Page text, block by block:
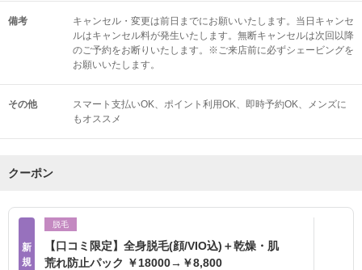
備考
キャンセル・変更は前日までにお願いいたします。当日キャンセ
ルはキャンセル料が発生いたします。無断キャンセルは次回以降
のご予約をお断りいたします。※ご来店前に必ずシェービングを
お願いいたします。
その他 スマート支払いOK ポイント利用OK 即時予約OK
メンズに
もオススメ
クーポン
新
規
脱毛
【口コミ限定】全身脱毛(顔/VIO込)＋乾燥・肌
荒れ防止パック ￥18000→￥8,800